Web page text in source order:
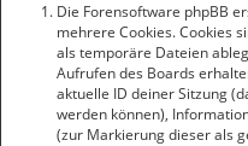
Die Forensoftware phpBB
mehrere Cookies. Cookies
als temporäre Dateien
Aufrufen des Boards
aktuelle ID deiner Sitzung
werden können),
(zur Markierung dieser als